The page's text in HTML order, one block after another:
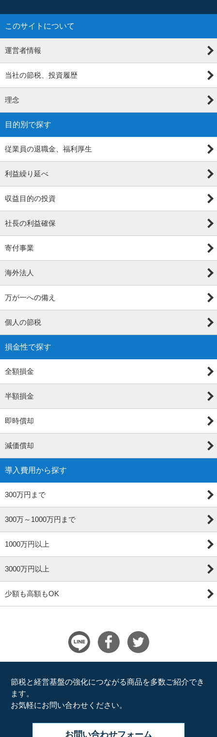
このサイトについて
運営者情報
当社の節税、投資履歴
理念
目的別で探す
従業員の退職金、福利厚生
利益繰り延べ
収益目的の投資
社長の利益確保
寄付事業
海外法人
万が一への備え
個人の節税
損金性で探す
全額損金
半額損金
即時償却
減価償却
導入費用から探す
300万円まで
300万～1000万円まで
1000万円以上
3000万円以上
少額も高額もOK
節税と経営基盤の強化につながる商品を多数ご紹介でき
ます。
お気軽にお問い合わせください。
お問い合わせフォーム